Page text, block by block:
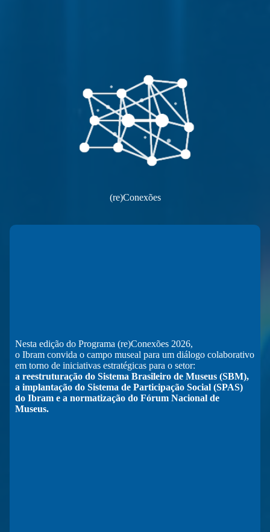
(re)Conexões
Nesta edição do Programa (re)Conexões 2026,
o Ibram convida o campo museal para um diálogo colaborativo
em torno de iniciativas estratégicas para o setor:
a reestruturação do Sistema Brasileiro de Museus (SBM),
a implantação do Sistema de Participação Social (SPAS)
do Ibram e a normatização do Fórum Nacional de
Museus.